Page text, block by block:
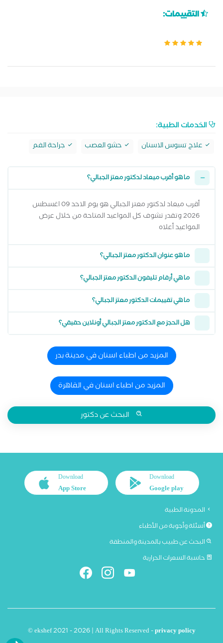
التقييمات:
الخدمات الطبية:
علاج تسوس الاسنان حشو العصب جراحة الفم
ما هو أقرب ميعاد لدكتور معتز الجبالي؟
أقرب ميعاد لدكتور معتز الجبالي هو يوم الاحد 09 اغسطس
2026 وتقدر تشوف كل المواعيد المتاحة من خلال عرض
المواعيد أعلاه
ما هو عنوان الدكتور معتز الجبالي؟
ما هي أرقام تليفون الدكتور معتز الجبالي؟
ما هي تقييمات الدكتور معتز الجبالي؟
هل الحجز مع الدكتور معتز الجبالي أونلاين حقيقي؟
المزيد من اطباء اسنان في مدينة بدر
المزيد من اطباء اسنان في القاهرة
البحث عن دكتور
Download
Google play
Download
App Store
المدونة الطبية
أسئلة وأجوبة من الأطباء
البحث عن طبيب بالمدينة والمنطقة
حاسبة السعرات الحرارية
© ekshef 2021 - 2026 | All Rights Reserved -privacy policy